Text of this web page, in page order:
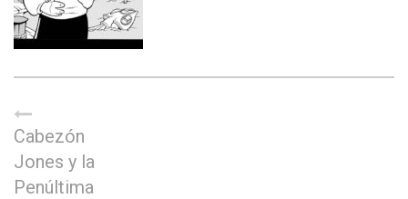
Cabezón
Jones y la
Penúltima